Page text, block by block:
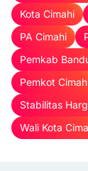
Kota Cimahi
PA Cimahi
Pemkab
Pemkot
Stabilitas
Wali Kota